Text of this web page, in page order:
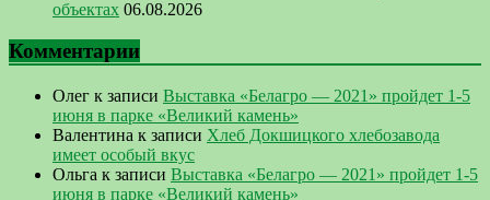
объектах 06.08.2026
Комментарии
Олег к записи Выставка «Белагро — 2021» пройдет 1-5
июня в парке «Великий камень»
Валентина к записи Хлеб Докшицкого хлебозавода
имеет особый вкус
Ольга к записи Выставка «Белагро — 2021» пройдет 1-5
июня в парке «Великий камень»